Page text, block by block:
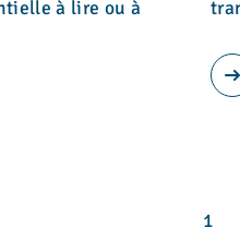
à lire ou à
1